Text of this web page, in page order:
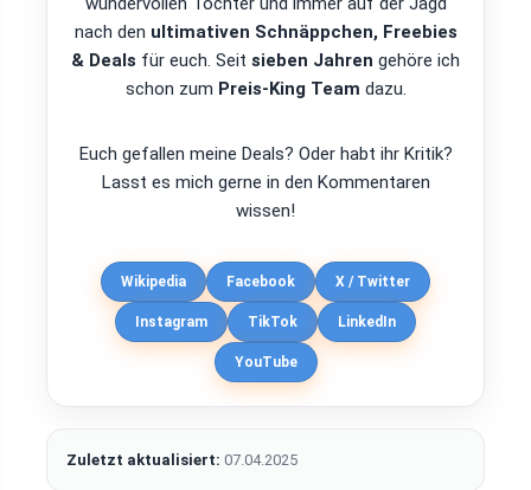
nach den ultimativen Schnäppchen, Freebies
& Deals für euch. Seit sieben Jahren gehöre ich
schon zum Preis-King Team dazu.
Euch gefallen meine Deals? Oder habt ihr Kritik?
Lasst es mich gerne in den Kommentaren
wissen!
Wikipedia Facebook X / Twitter
Instagram TikTok LinkedIn
YouTube
Zuletzt aktualisiert: 07.04.2025